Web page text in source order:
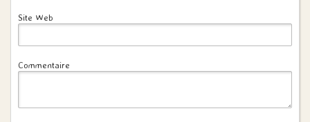
Site Web
Commentaire